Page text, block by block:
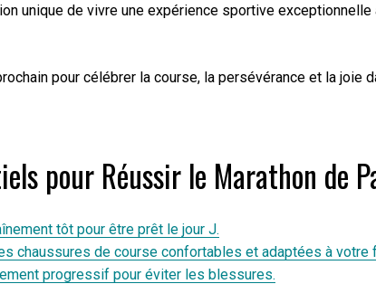
unique de vivre une expérience sportive
pour célébrer la course, la persévérance et la
pour Réussir le Marathon de
tôt pour être prêt le jour J.
chaussures de course confortables et adaptées à votre
progressif pour éviter les blessures.